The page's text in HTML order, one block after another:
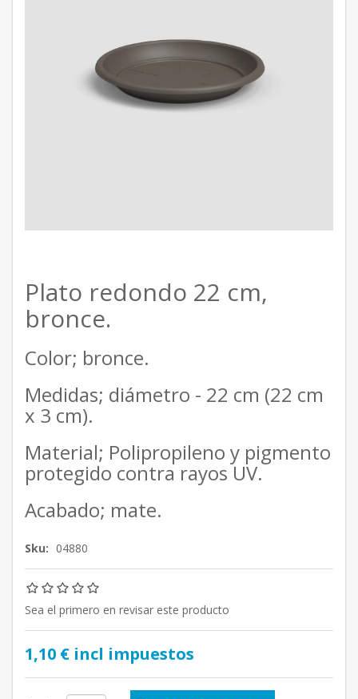
Plato redondo 22 cm,
bronce.
Color; bronce.
Medidas; diámetro - 22 cm (22 cm
x 3 cm).
Material; Polipropileno y pigmento
protegido contra rayos UV.
Acabado; mate.
Sku: 04880
Sea el primero en revisar este producto
1,10 € incl impuestos